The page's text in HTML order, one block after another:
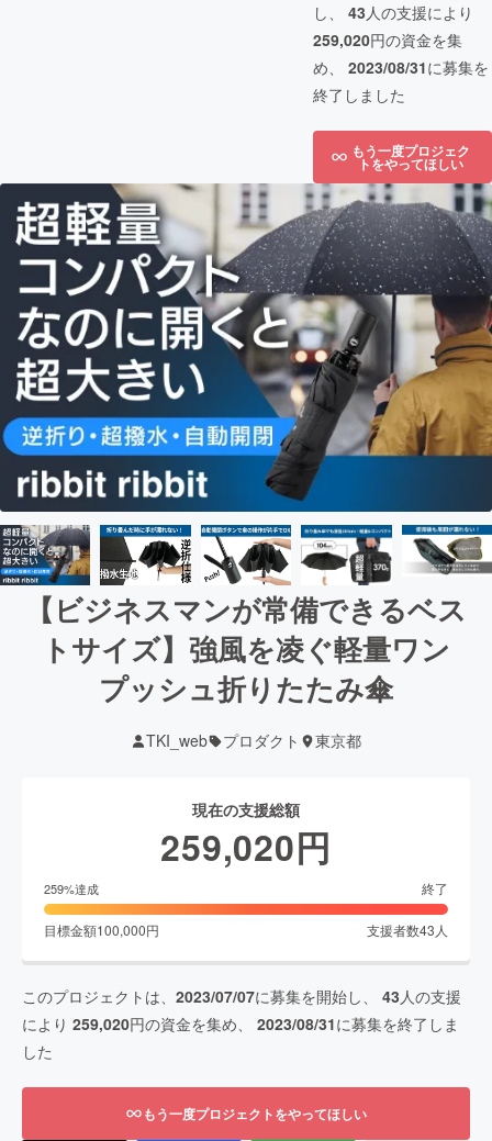
し、 43人の支援により
259,020円の資金を集
め、 2023/08/31に募集を
終了しました
もう一度プロジェク
トをやってほしい
【ビジネスマンが常備できるベス
トサイズ】強風を凌ぐ軽量ワン
プッシュ折りたたみ傘
TKI_web プロダクト 東京都
現在の支援総額
259,020円
259%達成 終了
目標金額100,000円 支援者数43 人
このプロジェクトは、 2023/07/07に募集を開始し、 43人の支援
により 259,020円の資金を集め、 2023/08/31に募集を終了しま
した
もう一度プロジェクトをやってほしい